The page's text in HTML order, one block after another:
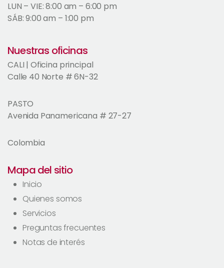
LUN – VIE: 8:00 am – 6:00 pm
SÁB: 9:00 am – 1:00 pm
Nuestras oficinas
CALI | Oficina principal
Calle 40 Norte # 6N-32
PASTO
Avenida Panamericana # 27-27
Colombia
Mapa del sitio
Inicio
Quienes somos
Servicios
Preguntas frecuentes
Notas de interés